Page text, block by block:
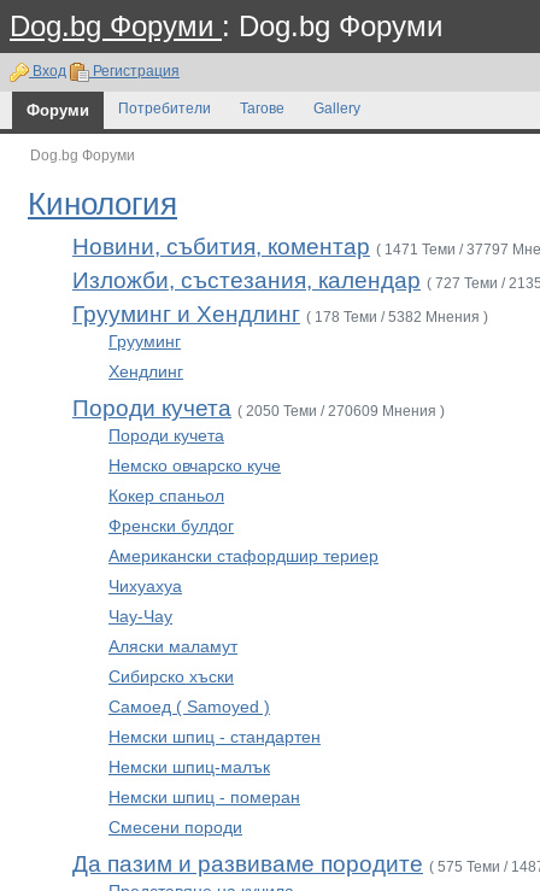
Dog.bg Форуми : Dog.bg Форуми
Вход Регистрация
Форуми Потребители Тагове Gallery
Dog.bg Форуми
Кинология
Новини, събития, коментар ( 1471 Теми / 37797
Изложби, състезания, календар ( 727 Теми /
Грууминг и Хендлинг ( 178 Теми / 5382 Мнения )
Грууминг
Хендлинг
Породи кучета ( 2050 Теми / 270609 Мнения )
Породи кучета
Немско овчарско куче
Кокер спаньол
Френски булдог
Американски стафордшир териер
Чихуахуа
Чау-Чау
Аляски маламут
Сибирско хъски
Самоед ( Samoyed )
Немски шпиц - стандартен
Немски шпиц-малък
Немски шпиц - померан
Смесени породи
Да пазим и развиваме породите ( 575 Теми /